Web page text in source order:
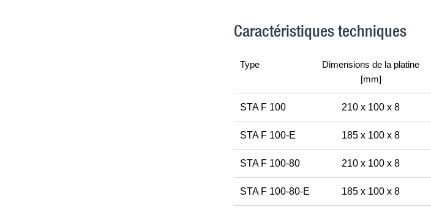
Caractéristiques techniques
Type
Dimensions de la platine
[mm]
STA F 100 210 x 100 x 8
STA F 100-E 185 x 100 x 8
STA F 100-80 210 x 100 x 8
STA F 100-80-E 185 x 100 x 8